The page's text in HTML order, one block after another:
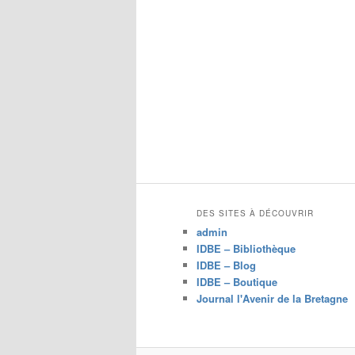
DES SITES À DÉCOUVRIR
admin
IDBE – Bibliothèque
IDBE – Blog
IDBE – Boutique
Journal l'Avenir de la Bretagne